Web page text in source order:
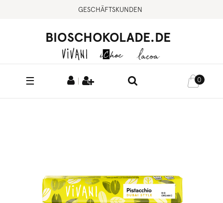
GESCHÄFTSKUNDEN
BIOSCHOKOLADE.DE
☰ 0